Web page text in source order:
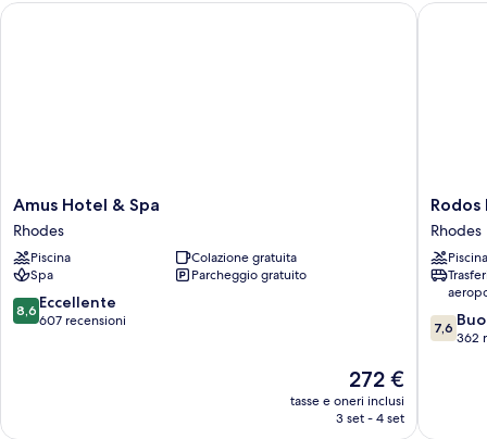
Amus
Hotel
&
Spa
Rhodes
Amus Hotel & Spa
Rhodes
Piscina
Colazione gratuita
Spa
Parcheggio gratuito
8.6
su
8,6 Eccellente
607 recensioni
Il
prezzo
attuale
272 €
tasse e oneri inclusi
3 set - 4 set
Amus Hotel & Spa
Rodos
Palace
Hotel
Rhodes
Rhodes
Piscina
7.6
su
7,6
362
Rodos